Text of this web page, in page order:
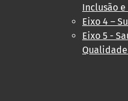
Inclusão
Eixo 4 –
Eixo 5 -